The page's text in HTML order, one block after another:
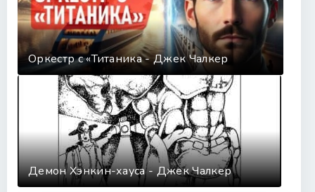
Оркестр с «Титаника - Джек Чалкер
Демон Хэнкин-хауса - Джек Чалкер